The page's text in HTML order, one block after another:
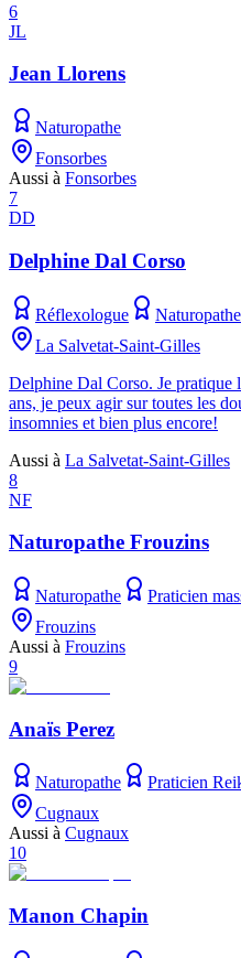
6
JL
Jean Llorens
Naturopathe
Fonsorbes
Aussi à Fonsorbes
7
DD
Delphine Dal Corso
Réflexologue
Naturopathe
La Salvetat-Saint-Gilles
Delphine Dal Corso. Je pratique
ans, je peux agir sur toutes les
insomnies et bien plus encore!
Aussi à La Salvetat-Saint-Gilles
8
NF
Naturopathe Frouzins
Naturopathe
Praticien
Frouzins
Aussi à Frouzins
9
Anaïs Perez
Naturopathe
Praticien
Cugnaux
Aussi à Cugnaux
10
Manon Chapin